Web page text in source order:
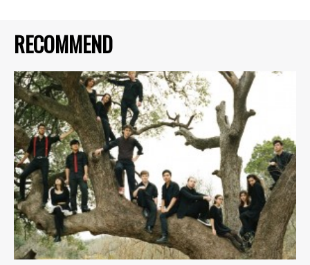
RECOMMEND